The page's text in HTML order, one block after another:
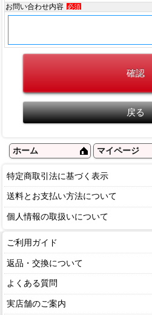
お問い合わせ内容 必須
ホーム マイページ
特定商取引法に基づく表示
送料とお支払い方法について
個人情報の取扱いについて
ご利用ガイド
返品・交換について
よくある質問
実店舗のご案内